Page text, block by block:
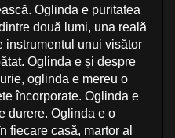
Oglinda e puritatea
două lumi, una reală
instrumentul unui visător
Oglinda e și despre
oglinda e mereu o
încorporate. Oglinda e
durere. Oglinda e o
fiecare casă, martor al